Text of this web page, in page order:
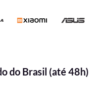
do Brasil (até 48h)